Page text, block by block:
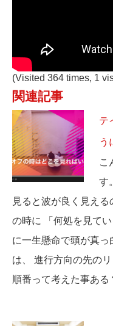
(Visited 364 times, 1
関連記事
テ
う
こ
す
見ると波が良く見え
の時に 「何処を見て
に一生懸命で頭が真っ
は、 進行方向の先の
順番って考えた事あ